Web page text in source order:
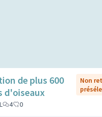
de plus 600
d'oiseaux
Non
4 0